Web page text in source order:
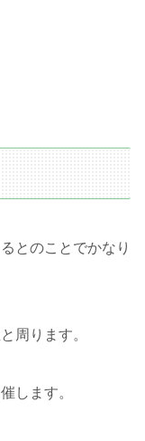
とのことでかなり
周ります。
します。